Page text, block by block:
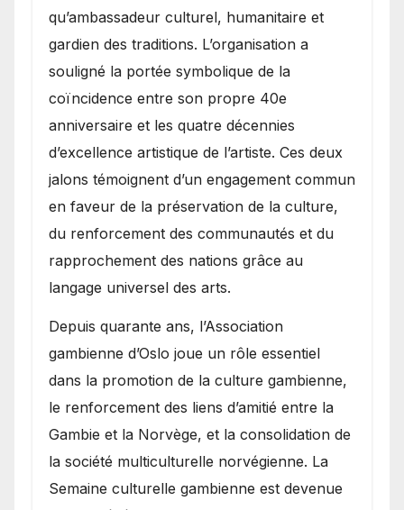
qu’ambassadeur culturel, humanitaire et
gardien des traditions. L’organisation a
souligné la portée symbolique de la
coïncidence entre son propre 40e
anniversaire et les quatre décennies
d’excellence artistique de l’artiste. Ces deux
jalons témoignent d’un engagement commun
en faveur de la préservation de la culture,
du renforcement des communautés et du
rapprochement des nations grâce au
langage universel des arts.
​Depuis quarante ans, l’Association
gambienne d’Oslo joue un rôle essentiel
dans la promotion de la culture gambienne,
le renforcement des liens d’amitié entre la
Gambie et la Norvège, et la consolidation de
la société multiculturelle norvégienne. La
Semaine culturelle gambienne est devenue